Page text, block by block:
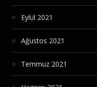
Eylül 2021
Ağustos 2021
Temmuz 2021